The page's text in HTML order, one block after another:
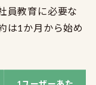
員教育に必要な
は1か月から始め